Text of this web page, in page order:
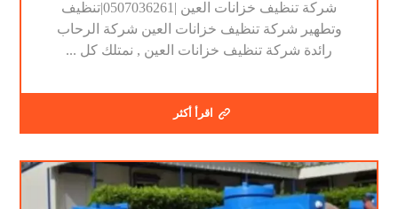
شركة تنظيف خزانات العين |0507036261|تنظيف
وتطهير شركة تنظيف خزانات العين شركة الرحاب
رائدة شركة تنظيف خزانات العين , نمتلك كل ...
اقرأ أكثر